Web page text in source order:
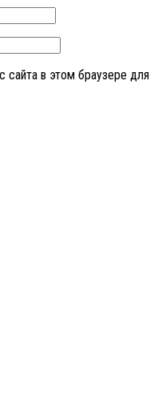
сайта в этом браузере для